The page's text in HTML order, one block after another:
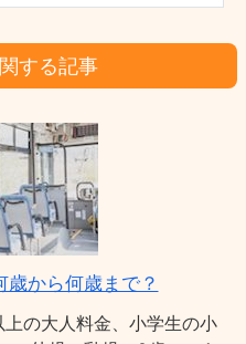
する記事
から何歳まで？
の大人料金、小学生の小